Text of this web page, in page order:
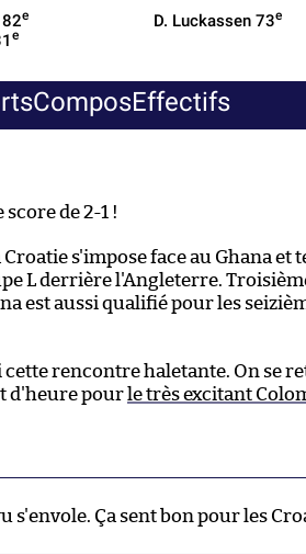
82e
e
D. Luckassen 73e
ComposEffectifs
score de 2-1 !
s'impose face au Ghana et
L derrière l'Angleterre.
est aussi qualifié pour les
rencontre haletante. On se
d'heure pour le très excitant
s'envole. Ça sent bon pour les